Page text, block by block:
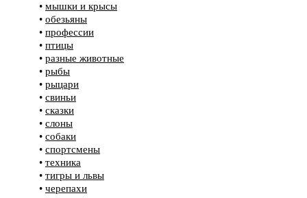
• мышки и крысы
• обезьяны
• профессии
• птицы
• разные животные
• рыбы
• рыцари
• свиньи
• сказки
• слоны
• собаки
• спортсмены
• техника
• тигры и львы
• черепахи